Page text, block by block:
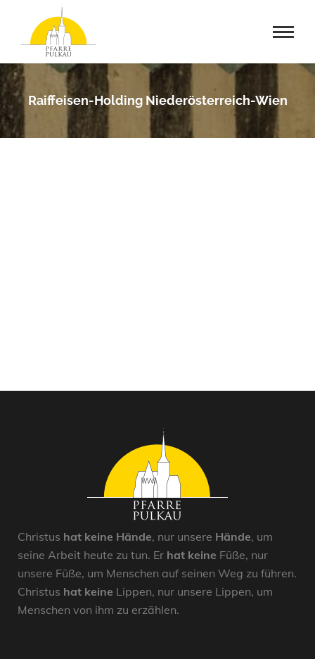
Raiffeisen-Holding Niederösterreich-Wien
Christus hat keine Hände, nur unsere Hände, um
seine Arbeit heute zu tun. Er hat keine Füße, nur
unsere Füße, um Menschen auf seinen Weg zu führen.
Christus hat keine Lippen, nur unsere Lippen, um
Menschen von ihm zu erzählen.